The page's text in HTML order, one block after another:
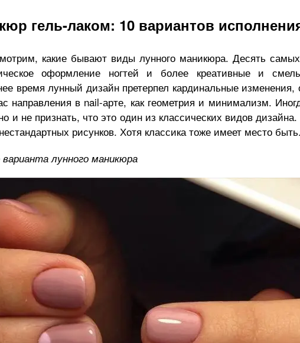
гель-лаком: 10 вариантов
какие бывают виды лунного маникюра. Десять
оформление ногтей и более креативные и
время лунный дизайн претерпел кардинальные
направления в nail-арте, как геометрия и минимализм.
и не признать, что это один из классических видов
рисунков. Хотя классика тоже имеет место быть.
лунного маникюра